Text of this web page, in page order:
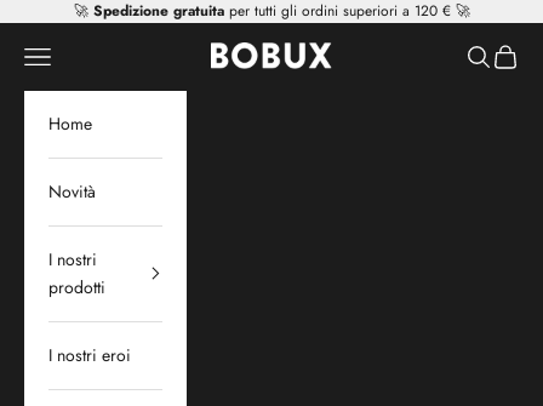
Vai al contenuto
🚀 Spedizione gratuitaper tutti gli ordini superiori a 120 € 🚀
Mr Tiggle - Distributor
Apri il menu di navigazione Mostra il
Home
Novità
I nostri
prodotti
I nostri eroi